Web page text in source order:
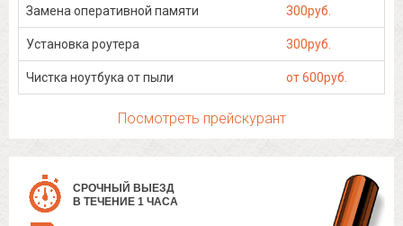
Замена оперативной памяти 300руб.
Установка роутера 300руб.
Чистка ноутбука от пыли от 600руб.
Посмотреть прейскурант
СРОЧНЫЙ ВЫЕЗД
В ТЕЧЕНИЕ 1 ЧАСА